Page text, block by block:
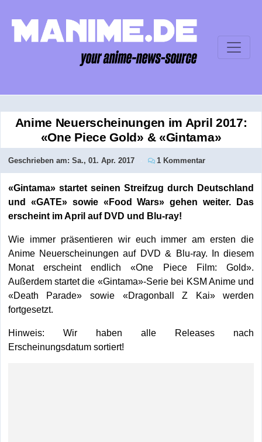
Anime Neuerscheinungen im April 2017:
«One Piece Gold» & «Gintama»
Geschrieben am: Sa., 01. Apr. 2017 1 Kommentar
«Gintama» startet seinen Streifzug durch Deutschland
und «GATE» sowie «Food Wars» gehen weiter. Das
erscheint im April auf DVD und Blu-ray!
Wie immer präsentieren wir euch immer am ersten die
Anime Neuerscheinungen auf DVD & Blu-ray. In diesem
Monat erscheint endlich «One Piece Film: Gold».
Außerdem startet die «Gintama»-Serie bei KSM Anime und
«Death Parade» sowie «Dragonball Z Kai» werden
fortgesetzt.
Hinweis: Wir haben alle Releases nach
Erscheinungsdatum sortiert!